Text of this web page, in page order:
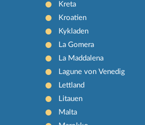
Kreta
Kroatien
Kykladen
La Gomera
La Maddalena
Lagune von Venedig
Lettland
Litauen
Malta